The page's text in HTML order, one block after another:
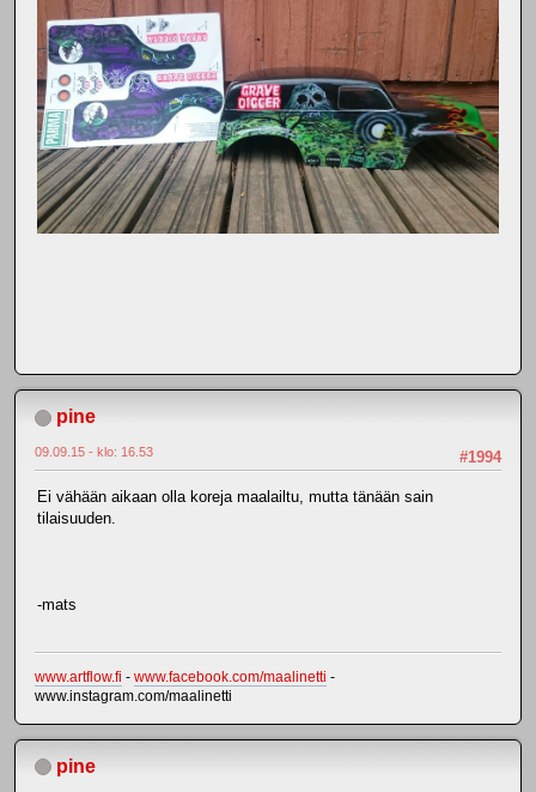
pine
#1994
09.09.15 - klo: 16.53
Ei vähään aikaan olla koreja maalailtu, mutta tänään sain
tilaisuuden.
-mats
www.artflow.fi - www.facebook.com/maalinetti -
www.instagram.com/maalinetti
pine